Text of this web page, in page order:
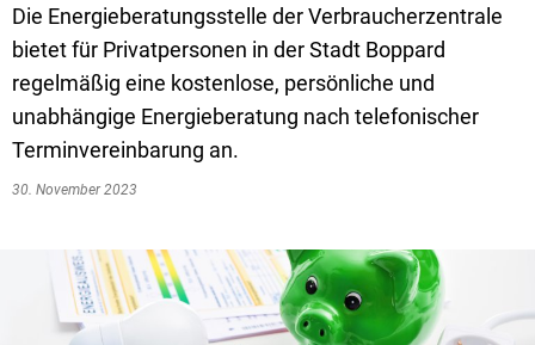
Livestream Sitzungen auf Youtube
Wahlergebnisse
Baugrundstücke
Straßenausbaupläne
Wiederkehrende Straßenausbaubeiträge
Gewerbe-Anmeldung/Ummeldung/
Grundsteuerreform
Haushaltsplan
Schutzhütten
Anlegezeiten
Die Energieberatungsstelle der Verbraucherzentrale
bietet für Privatpersonen in der Stadt Boppard
regelmäßig eine kostenlose, persönliche und
unabhängige Energieberatung nach telefonischer
Terminvereinbarung an.
30. November 2023